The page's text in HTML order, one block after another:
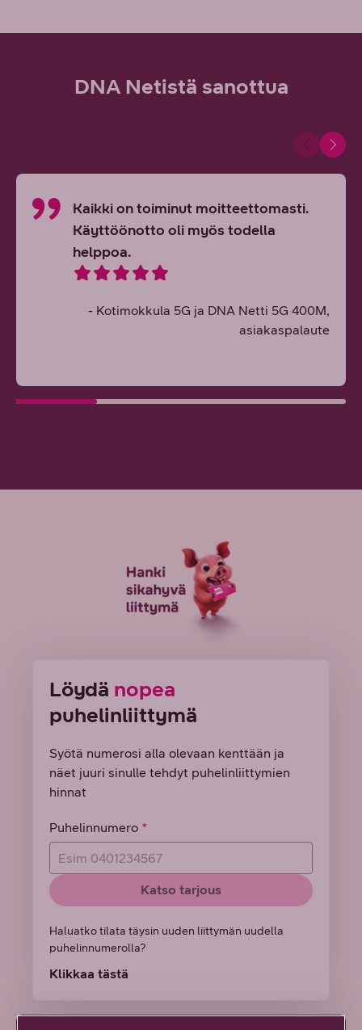
DNA Netistä sanottua
Kaikki on toiminut moitteettomasti.
Käyttöönotto oli myös todella
helppoa.
- Kotimokkula 5G ja DNA Netti 5G 400M,
asiakaspalaute
Löydä nopea
puhelinliittymä
Syötä numerosi alla olevaan kenttään ja
näet juuri sinulle tehdyt puhelinliittymien
hinnat
Puhelinnumero
Katso tarjous
Haluatko tilata täysin uuden liittymän uudella
puhelinnumerolla?
Klikkaa tästä